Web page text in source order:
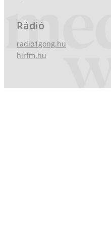
Rádió
radio1gong.hu
hirfm.hu